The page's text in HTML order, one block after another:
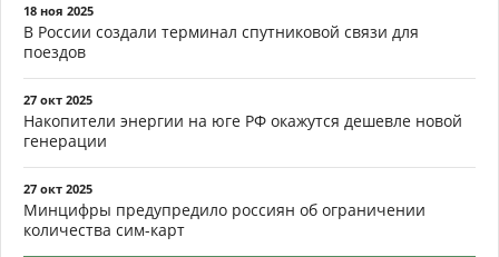
18 ноя 2025
В России создали терминал спутниковой связи для
поездов
27 окт 2025
Накопители энергии на юге РФ окажутся дешевле новой
генерации
27 окт 2025
Минцифры предупредило россиян об ограничении
количества сим-карт